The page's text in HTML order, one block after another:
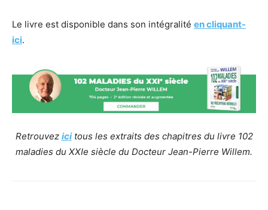
Le livre est disponible dans son intégralité en cliquant-
ici.
Retrouvez icitous les extraits des chapitres du livre 102
maladies du XXIe siècle du Docteur Jean-Pierre Willem.